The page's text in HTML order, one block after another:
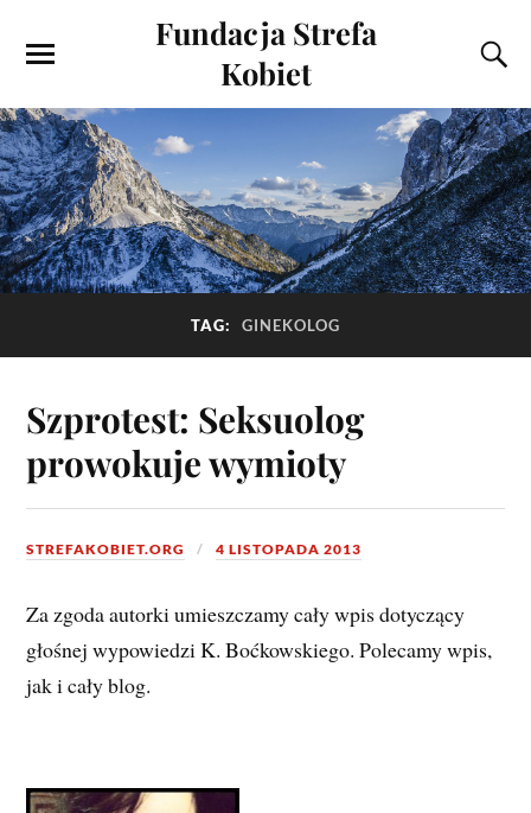
Fundacja Strefa
Kobiet
TAG: GINEKOLOG
Szprotest: Seksuolog
prowokuje wymioty
STREFAKOBIET.ORG 4 LISTOPADA 2013
Za zgoda autorki umieszczamy cały wpis dotyczący
głośnej wypowiedzi K. Boćkowskiego. Polecamy wpis,
jak i cały blog.